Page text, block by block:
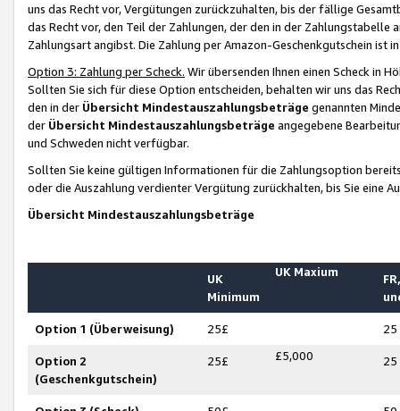
uns das Recht vor, Vergütungen zurückzuhalten, bis der fällige
das Recht vor, den Teil der Zahlungen, der den in der
Zahlungsart angibst. Die Zahlung per Amazon-Geschenkgutschein ist
Option 3: Zahlung per Scheck. Wir übersenden Ihnen einen Scheck in
Sollten Sie sich für diese Option entscheiden, behalten wir uns das
den in der Übersicht Mindestauszahlungsbeträge genannten
der Übersicht Mindestauszahlungsbeträge angegebene
und Schweden nicht verfügbar.
Sollten Sie keine gültigen Informationen für die Zahlungsoption
oder die Auszahlung verdienter Vergütung zurückhalten, bis Sie
Übersicht Mindestauszahlungsbeträge
UK
Minimum
UK Maxium
Option 1 (Überweisung) 25£ 25
Option 2
(Geschenkgutschein)
25£ £5,000 25